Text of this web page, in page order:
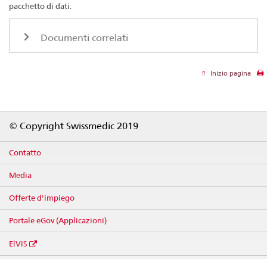
pacchetto di dati.
Documenti correlati
Inizio pagina
© Copyright Swissmedic 2019
Contatto
Media
Offerte d'impiego
Portale eGov (Applicazioni)
ElViS